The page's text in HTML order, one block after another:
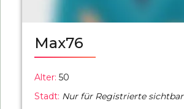
Max76
Alter: 50
Stadt: Nur für Registrierte sichtbar